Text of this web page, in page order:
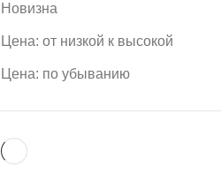
Новизна
Цена: от низкой к высокой
Цена: по убыванию